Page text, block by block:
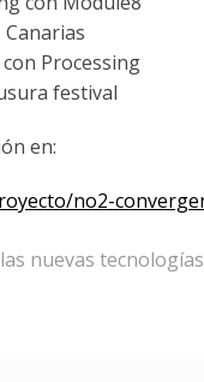
Canarias
Processing
festival
en:
no2-
las nuevas tecnologías